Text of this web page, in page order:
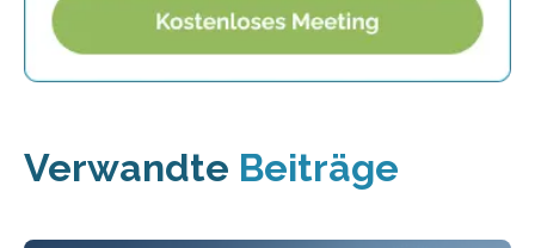
Verwandte Beiträge